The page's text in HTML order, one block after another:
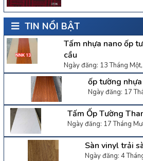
TIN NỔI BẬT
Tấm nhựa nano ốp
cầu
Ngày đăng: 13 Tháng
ốp tường
Ngày đăng: 17
Tấm Ốp Tường
Ngày đăng: 17 Tháng
Sàn vinyl trải
Ngày đăng: 4